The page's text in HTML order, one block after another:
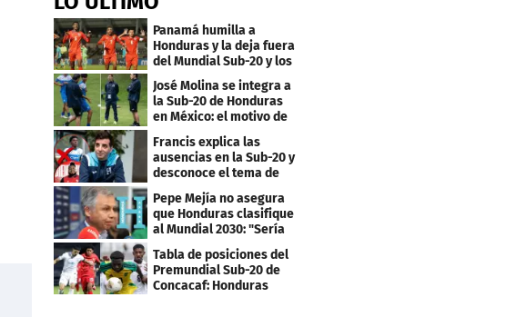
Panamá humilla a
Honduras y la deja fuera
del Mundial Sub-20 y los
Juegos Olímpicos
José Molina se integra a
la Sub-20 de Honduras
en México: el motivo de
su viaje
Francis explica las
ausencias en la Sub-20 y
desconoce el tema de
los tiktokers
Pepe Mejía no asegura
que Honduras clasifique
al Mundial 2030: "Sería
mentir"
Tabla de posiciones del
Premundial Sub-20 de
Concacaf: Honduras